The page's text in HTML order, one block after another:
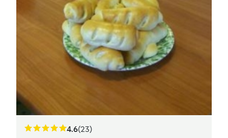
4.6(23)